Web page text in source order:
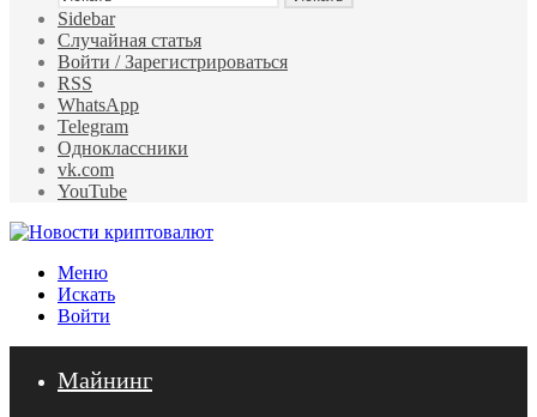
Sidebar
Случайная статья
Войти / Зарегистрироваться
RSS
WhatsApp
Telegram
Одноклассники
vk.com
YouTube
Меню
Искать
Войти
Майнинг